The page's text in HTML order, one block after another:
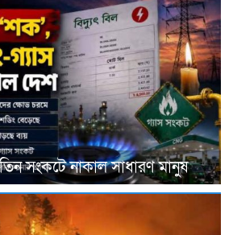
সংকটে নাকাল সাধারণ মানুষ